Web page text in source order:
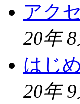
アク
20年
はじ
20年